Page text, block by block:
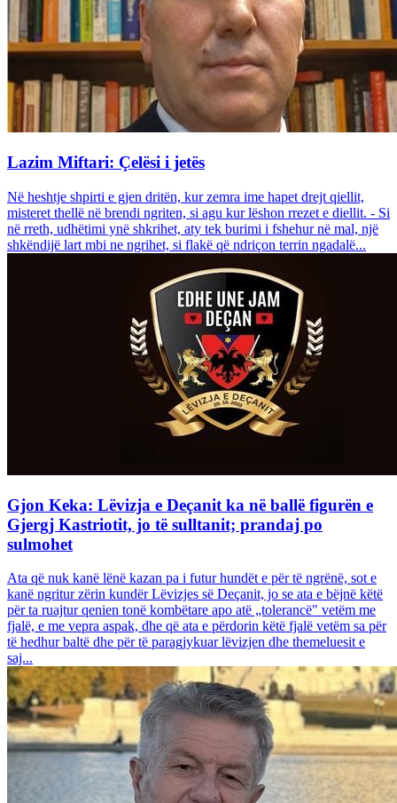
Lazim Miftari: Çelësi i jetës
Në heshtje shpirti e gjen dritën, kur zemra ime hapet drejt qiellit,
misteret thellë në brendi ngriten, si agu kur lëshon rrezet e diellit. - Si
në rreth, udhëtimi ynë shkrihet, aty tek burimi i fshehur në mal, një
shkëndijë lart mbi ne ngrihet, si flakë që ndriçon terrin ngadalë...
Gjon Keka: Lëvizja e Deçanit ka në ballë figurën e
Gjergj Kastriotit, jo të sulltanit; prandaj po
sulmohet
Ata që nuk kanë lënë kazan pa i futur hundët e për të ngrënë, sot e
kanë ngritur zërin kundër Lëvizjes së Deçanit, jo se ata e bëjnë këtë
për ta ruajtur qenien tonë kombëtare apo atë „tolerancë" vetëm me
fjalë, e me vepra aspak, dhe që ata e përdorin këtë fjalë vetëm sa për
të hedhur baltë dhe për të paragjykuar lëvizjen dhe themeluesit e
saj...